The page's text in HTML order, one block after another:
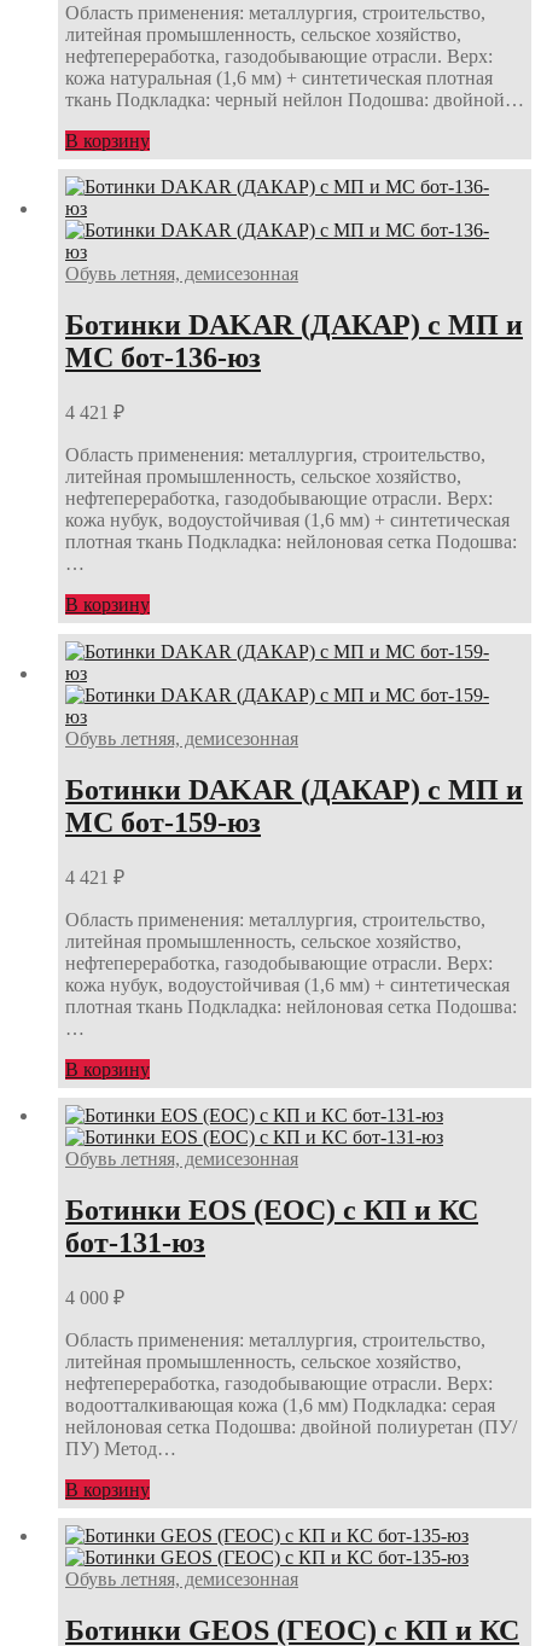
Область применения: металлургия, строительство,
литейная промышленность, сельское хозяйство,
нефтепереработка, газодобывающие отрасли. Верх:
кожа натуральная (1,6 мм) + синтетическая плотная
ткань Подкладка: черный нейлон Подошва: двойной…
В корзину
Обувь летняя, демисезонная
Ботинки DAKAR (ДАКАР) с МП и
МС бот-136-юз
4 421 ₽
Область применения: металлургия, строительство,
литейная промышленность, сельское хозяйство,
нефтепереработка, газодобывающие отрасли. Верх:
кожа нубук, водоустойчивая (1,6 мм) + синтетическая
плотная ткань Подкладка: нейлоновая сетка Подошва:
…
В корзину
Обувь летняя, демисезонная
Ботинки DAKAR (ДАКАР) с МП и
МС бот-159-юз
4 421 ₽
Область применения: металлургия, строительство,
литейная промышленность, сельское хозяйство,
нефтепереработка, газодобывающие отрасли. Верх:
кожа нубук, водоустойчивая (1,6 мм) + синтетическая
плотная ткань Подкладка: нейлоновая сетка Подошва:
…
В корзину
Обувь летняя, демисезонная
Ботинки EOS (ЕОС) с КП и КС
бот-131-юз
4 000 ₽
Область применения: металлургия, строительство,
литейная промышленность, сельское хозяйство,
нефтепереработка, газодобывающие отрасли. Верх:
водоотталкивающая кожа (1,6 мм) Подкладка: серая
нейлоновая сетка Подошва: двойной полиуретан (ПУ/
ПУ) Метод…
В корзину
Обувь летняя, демисезонная
Ботинки GEOS (ГЕОС) с КП и КС